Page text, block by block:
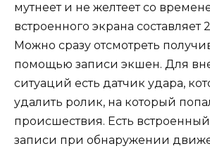
мутнеет и не желтеет со
встроенного экрана составляет
Можно сразу отсмотреть
помощью записи экшен. Для
ситуаций есть датчик удара,
удалить ролик, на который
происшествия. Есть
записи при обнаружении